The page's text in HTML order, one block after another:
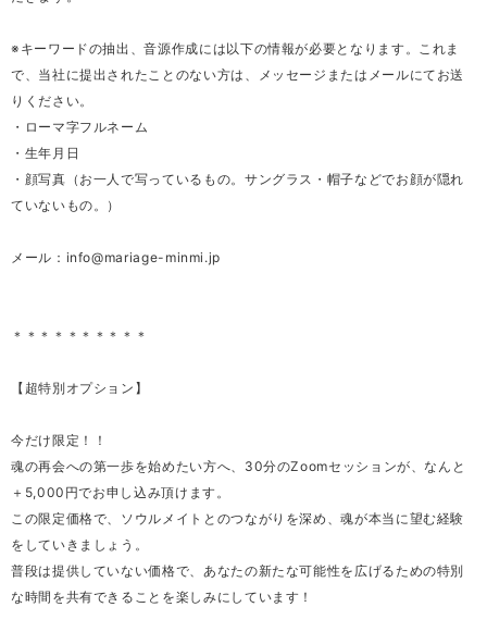
※キーワードの抽出、音源作成には以下の情報が必要となります。これま
で、当社に提出されたことのない方は、メッセージまたはメールにてお送
りください。
・ローマ字フルネーム
・生年月日
・顔写真（お一人で写っているもの。サングラス・帽子などでお顔が隠れ
ていないもの。）
メール： info@mariage-minmi.jp
＊＊＊＊＊＊＊＊＊＊
【超特別オプション】
今だけ限定！！
魂の再会への第一歩を始めたい方へ、30分のZoomセッションが、なんと
＋5,000円でお申し込み頂けます。
この限定価格で、ソウルメイトとのつながりを深め、魂が本当に望む経験
をしていきましょう。
普段は提供していない価格で、あなたの新たな可能性を広げるための特別
な時間を共有できることを楽しみにしています！